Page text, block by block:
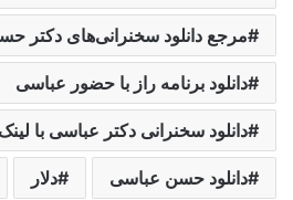
مرجع دانلود سخنرانی‌های دکتر
دانلود برنامه راز با حضور عباسی
دانلود سخنرانی دکتر عباسی با
دانلود حسن عباسی دلار